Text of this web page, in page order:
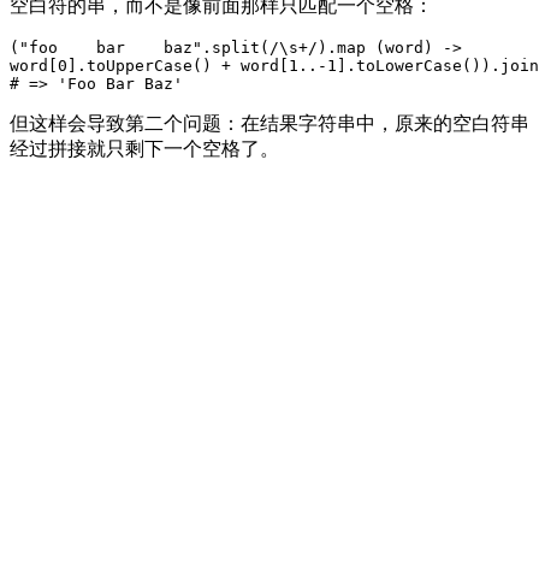
空白符的串，而不是像前面那样只匹配一个空格：
("foo    bar    baz".split(/\s+/).map (word) ->
word[0].toUpperCase() + word[1..-
但这样会导致第二个问题：在结果字符串中，原来的空白符串
经过拼接就只剩下一个空格了。